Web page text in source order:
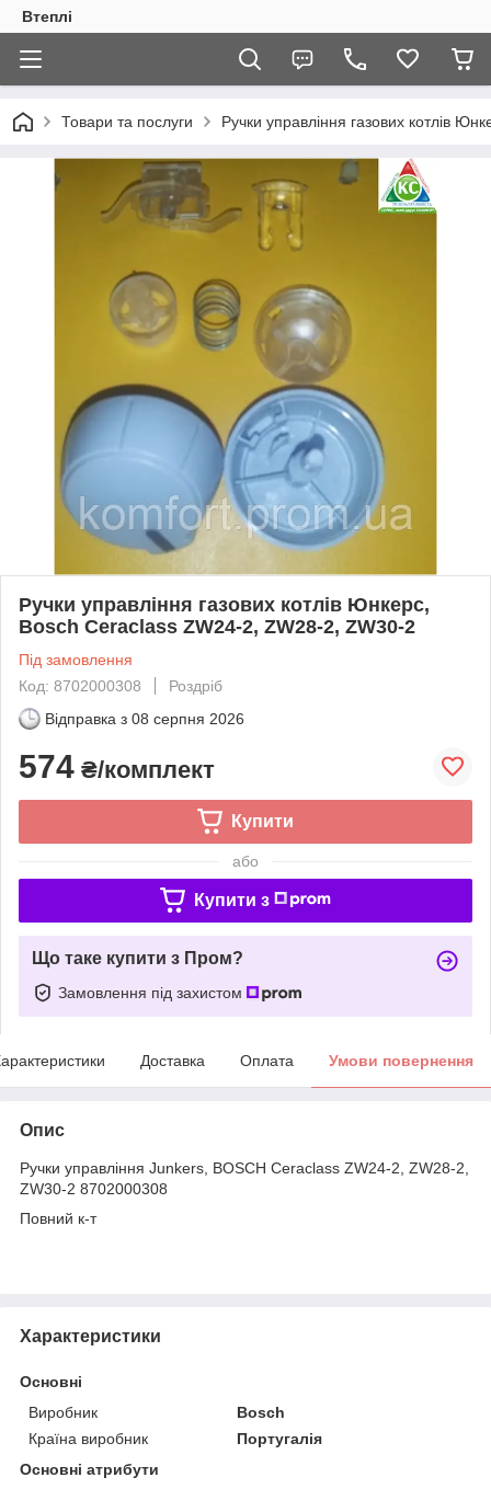
Втеплі
Товари та послуги Ручки управління газових котлів
Ручки управління газових котлів Юнкерс,
Воѕсһ Ceraclass ZW24-2, ZW28-2, ZW30-2
Під замовлення
Код: 8702000308
Роздріб
Відправка з 08 серпня 2026
574 ₴/комплект
Купити
або
Купити з
Що таке купити з Пром?
Замовлення під захистом
Доставка Оплата Умови повернення
Опис
Ручки управління Junkers, ВОЅСН Ceraclass ZW24-2, ZW28-2,
ZW30-2 8702000308
Повний к-т
Характеристики
Основні
Виробник
Bosch
Країна виробник
Португалія
Основні атрибути